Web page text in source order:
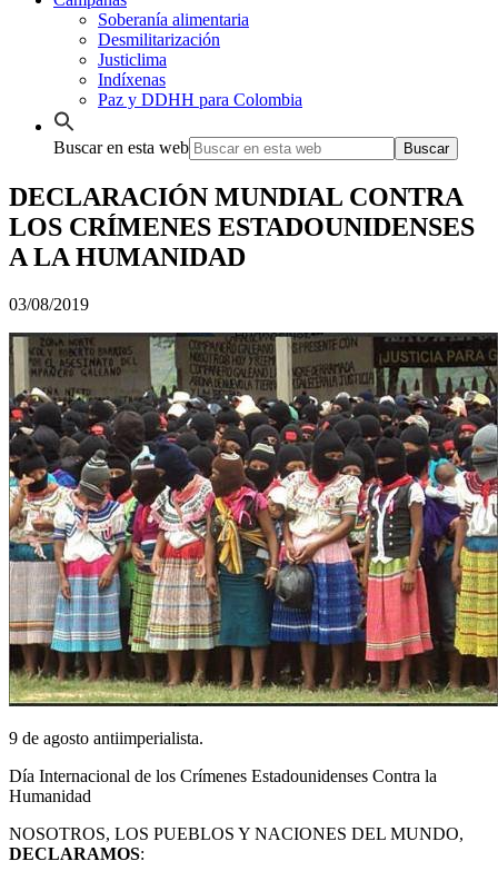
Soberanía alimentaria
Desmilitarización
Justiclima
Indíxenas
Paz y DDHH para Colombia
Buscar en esta web
DECLARACIÓN MUNDIAL CONTRA
LOS CRÍMENES ESTADOUNIDENSES
A LA HUMANIDAD
03/08/2019
9 de agosto antiimperialista.
Día Internacional de los Crímenes Estadounidenses Contra la
Humanidad
NOSOTROS, LOS PUEBLOS Y NACIONES DEL MUNDO,
DECLARAMOS: